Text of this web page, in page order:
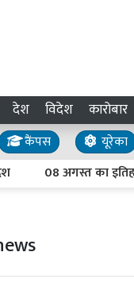
देश विदेश कारोबार
कैंपस यूरेका
08 अगस्त का इतिहास: